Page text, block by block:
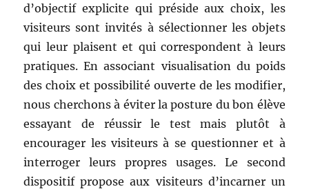
d’objectif explicite qui préside aux choix, les
visiteurs sont invités à sélectionner les objets
qui leur plaisent et qui correspondent à leurs
pratiques. En associant visualisation du poids
des choix et possibilité ouverte de les modifier,
nous cherchons à éviter la posture du bon élève
essayant de réussir le test mais plutôt à
encourager les visiteurs à se questionner et à
interroger leurs propres usages. Le second
dispositif propose aux visiteurs d’incarner un